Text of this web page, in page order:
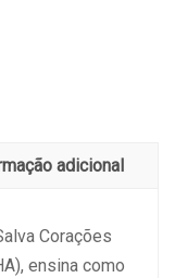
adicional
Corações
ensina como